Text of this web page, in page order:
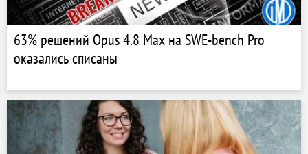
63% решений Opus 4.8 Max на SWE-bench Pro
оказались списаны